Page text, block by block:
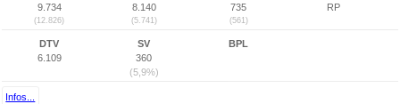
9.734
(12.826)
8.140
(5.741)
735
(561)
RP
DTV
6.109
SV
360
(5,9%)
BPL
Infos...